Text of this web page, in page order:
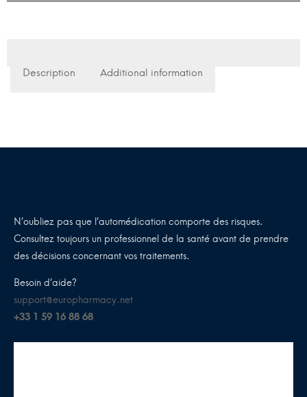
Description Additional information
N’oubliez pas que l’automédication comporte des risques.
Consultez toujours un professionnel de la santé avant de prendre
des décisions concernant vos traitements.
Besoin d’aide?
support@europharmacy.net
+33 1 59 16 88 68